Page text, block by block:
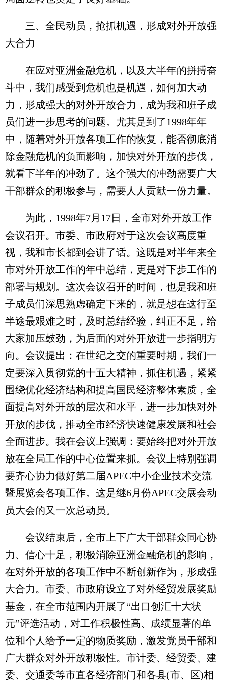
三、全民动员，抢抓机遇，形成对外开放强
大合力
在应对亚洲金融危机，以及大半年的拼搏奋
斗中，我们感受到危机也是机遇，如何加大动
力，形成强大的对外开放合力，成为我和班子成
员们进一步思考的问题。尤其是到了1998年年
中，随着对外开放各项工作的恢复，能否彻底消
除金融危机的负面影响，加快对外开放的步伐，
就看下半年的冲劲了。这个强大的冲劲需要广大
干部群众的积极参与，需要人人贡献一份力量。
为此，1998年7月17日，全市对外开放工作
会议召开。市委、市政府对于这次会议高度重
视，我和市长都到会讲了话。这既是对半年来全
市对外开放工作的年中总结，更是对下步工作的
部署与规划。这次会议召开的时间，也是我和班
子成员们深思熟虑确定下来的，就是想在这行至
半途最艰难之时，及时总结经验，纠正不足，给
大家加压鼓劲，为后面的对外开放进一步指明方
向。会议提出：在世纪之交的重要时期，我们一
定要深入贯彻党的十五大精神，抓住机遇，紧紧
围绕优化经济结构和提高国民经济整体素质，全
面提高对外开放的层次和水平，进一步加快对外
开放的步伐，推动全市经济快速健康发展和社会
全面进步。我在会议上强调：要始终把对外开放
放在全局工作的中心位置来抓。会议上特别强调
要齐心协力做好第二届APEC中小企业技术交流
暨展览会各项工作。这是继6月份APEC交展会动
员大会的又一次总动员。
会议结束后，全市上下广大干部群众同心协
力、信心十足，积极消除亚洲金融危机的影响，
在对外开放的各项工作中不断创新作为，形成强
大合力。市委、市政府设立了对外经贸发展奖励
基金，在全市范围内开展了“出口创汇十大状
元”评选活动，对工作积极性高、成绩显著的单
位和个人给予一定的物质奖励，激发党员干部和
广大群众对外开放积极性。市计委、经贸委、建
委、交通委等市直各经济部门和各县(市、区)相